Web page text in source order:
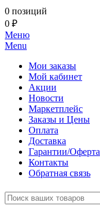
0 позиций
0 ₽
Меню
Menu
Мои заказы
Мой кабинет
Акции
Новости
Маркетплейс
Заказы и Цены
Оплата
Доставка
Гарантии/Оферта
Контакты
Обратная связь